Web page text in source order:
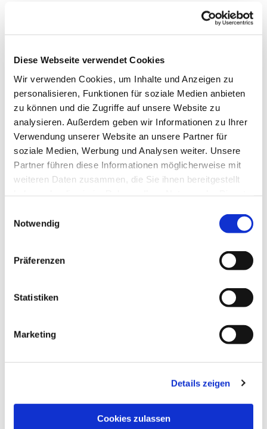
Diese Webseite verwendet Cookies
Wir verwenden Cookies, um Inhalte und Anzeigen zu
personalisieren, Funktionen für soziale Medien anbieten
zu können und die Zugriffe auf unsere Website zu
analysieren. Außerdem geben wir Informationen zu Ihrer
Verwendung unserer Website an unsere Partner für
soziale Medien, Werbung und Analysen weiter. Unsere
Partner führen diese Informationen möglicherweise mit
weiteren Daten zusammen, die Sie ihnen bereitgestellt
Notwendig
Präferenzen
Statistiken
Marketing
Details zeigen
Cookies zulassen
Dies könnte Sie auch